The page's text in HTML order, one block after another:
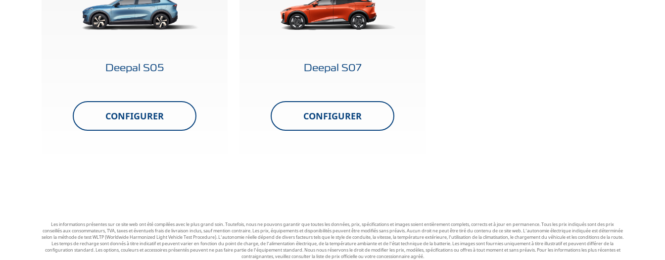
Deepal S05
CONFIGURER
Deepal S07
CONFIGURER
Les informations présentes sur ce site web ont été compilées avec le plus grand soin. Toutefois, nous ne pouvons garantir que toutes les données, prix, spécifications et images soient entièrement complets, corrects et à jour en permanence. Tous les prix indiqués sont des prix
conseillés aux consommateurs, TVA, taxes et éventuels frais de livraison inclus, sauf mention contraire. Les prix, équipements et disponibilités peuvent être modifiés sans préavis. Aucun droit ne peut être tiré du contenu de ce site web. L’autonomie électrique indiquée est déterminée
selon la méthode de test WLTP (Worldwide Harmonized Light Vehicle Test Procedure). L’autonomie réelle dépend de divers facteurs tels que le style de conduite, la vitesse, la température extérieure, l’utilisation de la climatisation, le chargement du véhicule et les conditions de la route.
Les temps de recharge sont donnés à titre indicatif et peuvent varier en fonction du point de charge, de l’alimentation électrique, de la température ambiante et de l’état technique de la batterie. Les images sont fournies uniquement à titre illustratif et peuvent différer de la
configuration standard. Les options, couleurs et accessoires présentés peuvent ne pas faire partie de l’équipement standard. Nous nous réservons le droit de modifier les prix, modèles, spécifications ou offres à tout moment et sans préavis. Pour les informations les plus récentes et
contraignantes, veuillez consulter la liste de prix officielle ou votre concessionnaire agréé.